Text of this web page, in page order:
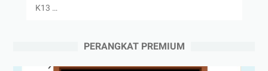
K13 …
PERANGKAT PREMIUM